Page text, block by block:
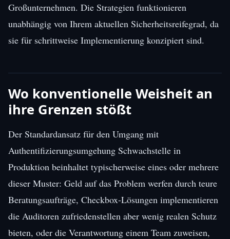
Großunternehmen. Die Strategien funktionieren
unabhängig von Ihrem aktuellen Sicherheitsreifegrad, da
sie für schrittweise Implementierung konzipiert sind.
Wo konventionelle Weisheit an
ihre Grenzen stößt
Der Standardansatz für den Umgang mit
Authentifizierungsumgehung Schwachstelle in
Produktion beinhaltet typischerweise eines oder mehrere
dieser Muster: Geld auf das Problem werfen durch teure
Beratungsaufträge, Checkbox-Lösungen implementieren
die Auditoren zufriedenstellen aber wenig realen Schutz
bieten, oder die Verantwortung einem Team zuweisen,